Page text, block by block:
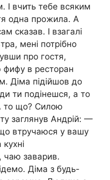
І вчить тебе всяким
одна прожила. А
сказав. І взагалі
мені потрібно
про гостя,
в ресторан
Діма підійшов до
ти подінешся, а то
то що? Силою
заглянув Андрій: —
втручаюся у вашу
чаю заварив.
Діма з будь-